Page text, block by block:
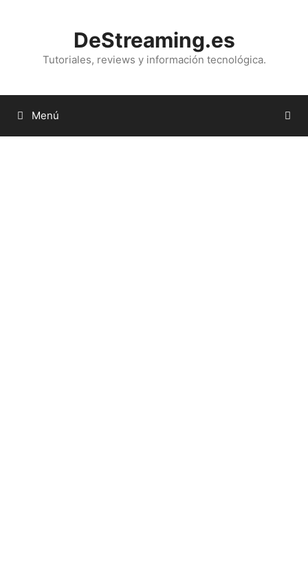
DeStreaming.es
Tutoriales, reviews y información tecnológica.
Menú